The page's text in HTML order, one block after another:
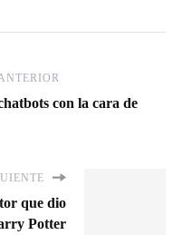
con la cara de
que dio
Potter